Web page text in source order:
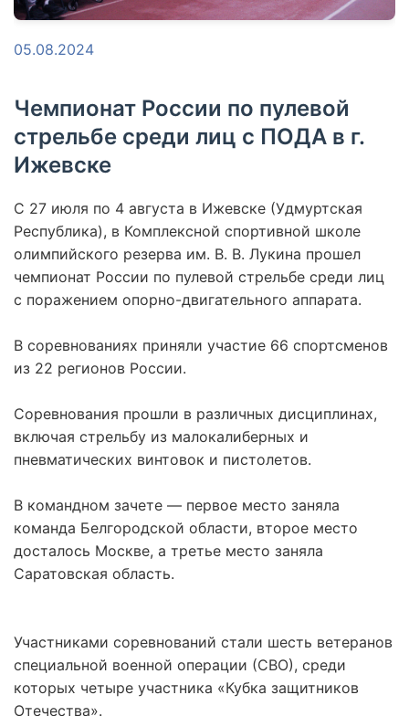
05.08.2024
Чемпионат России по пулевой
стрельбе среди лиц с ПОДА в г.
Ижевске
С 27 июля по 4 августа в Ижевске (Удмуртская
Республика), в Комплексной спортивной школе
олимпийского резерва им. В. В. Лукина прошел
чемпионат России по пулевой стрельбе среди лиц
с поражением опорно-двигательного аппарата.
В соревнованиях приняли участие 66 спортсменов
из 22 регионов России.
Соревнования прошли в различных дисциплинах,
включая стрельбу из малокалиберных и
пневматических винтовок и пистолетов.
В командном зачете — первое место заняла
команда Белгородской области, второе место
досталось Москве, а третье место заняла
Саратовская область.
Участниками соревнований стали шесть ветеранов
специальной военной операции (СВО), среди
которых четыре участника «Кубка защитников
Отечества».